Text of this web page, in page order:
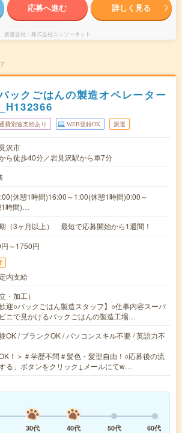
応募へ進む 詳しく見る
派遣会社 株式会社ニッソーネット
ックごはんの製造オペレーター
費別途支給あり WEB登録OK 派遣
沢市
ら徒歩40分／岩見沢駅から車7分
休憩1時間)16:00～1:00(休憩1時間)0:00～
1時間)…
（3ヶ月以上） 最短で応募開始から1週間！
～1750円
内支給
・加工）
歓迎○パックごはん製造スタッフ】○仕事内容スーパ
ニで見かけるパックごはんの製造工場…
OK / ブランクOK / パソコンスキル不要 / 英語力不
！＞＃学歴不問＃髪色・髪型自由！○応募後の流
る」ボタンをクリック↓メールにてw…
30代 40代 50代 60代